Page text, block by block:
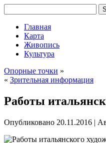
Главная
Карта
Живопись
Культура
Опорные точки »
« Зрительная информация
Работы
Опубликовано 20.11.2016 |